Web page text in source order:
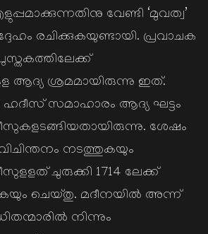
വേണ്ടി ‘മുവത്വ’
രചിക്കുകയുണ്ടായി. പ്രവാചക
ആദ്യ ശ്രമമായിരുന്നു ഇത്.
സമാഹാരം ആദ്യ ഘട്ടം
ശേഷം
നടത്തുകയും
ചുരുക്കി 1714 ലേക്ക്
ചെയ്തു. മദീനയില്‍ അന്ന്
നിന്നും